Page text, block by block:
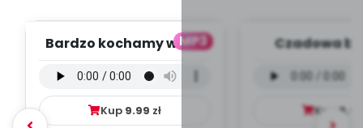
MP3
Bardzo kochamy was -
mp3)
Kup 9.99 zł
Czadowa
mp3)
Kup 9.99